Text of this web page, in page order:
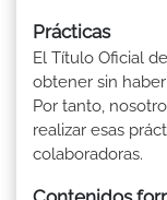
Prácticas
El Título Oficial
obtener sin
Por tanto,
realizar esas
colaboradoras.